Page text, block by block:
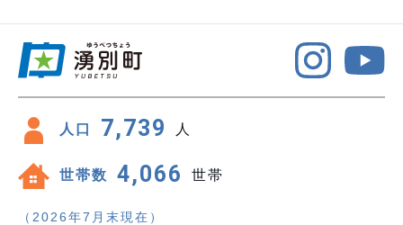
人口 7,739 人
世帯数 4,066 世帯
（2026年7月末現在）